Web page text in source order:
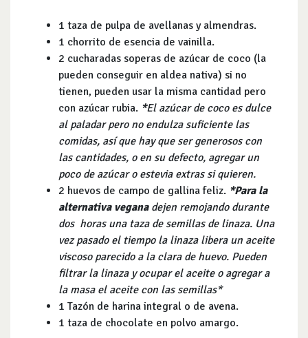
1 taza de pulpa de avellanas y almendras.
1 chorrito de esencia de vainilla.
2 cucharadas soperas de azúcar de coco (la
pueden conseguir en aldea nativa) si no
tienen, pueden usar la misma cantidad pero
con azúcar rubia. *El azúcar de coco es dulce
al paladar pero no endulza suficiente las
comidas, así que hay que ser generosos con
las cantidades, o en su defecto, agregar un
poco de azúcar o estevia extras si quieren.
2 huevos de campo de gallina feliz. *Para la
alternativa veganadejen remojando durante
dos horas una taza de semillas de linaza. Una
vez pasado el tiempo la linaza libera un aceite
viscoso parecido a la clara de huevo. Pueden
filtrar la linaza y ocupar el aceite o agregar a
la masa el aceite con las semillas*
1 Tazón de harina integral o de avena.
1 taza de chocolate en polvo amargo.